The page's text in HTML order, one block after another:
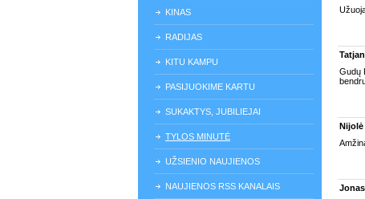
KINAS
RADIJAS
KITU KAMPU
PASIJUOKIME KARTU
SUKAKTYS, JUBILIEJAI
TYLOS MINUTĖ
UŽSIENIO NAUJIENOS
NAUJIENOS RSS KANALAIS
Gudų
Nijolė